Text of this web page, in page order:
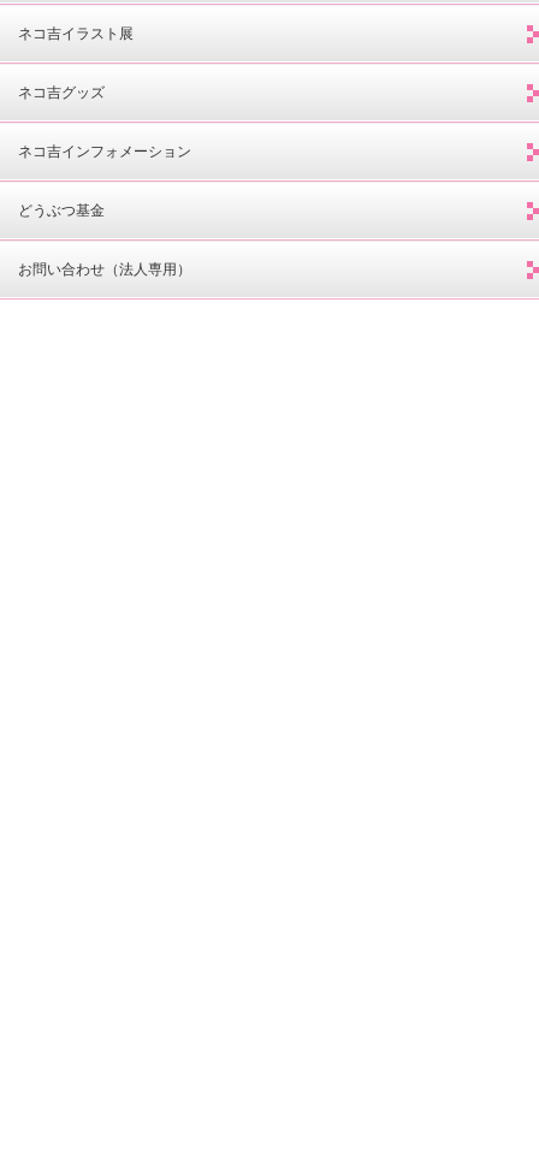
ネコ吉イラスト展
ネコ吉グッズ
ネコ吉インフォメーション
どうぶつ基金
お問い合わせ（法人専用）